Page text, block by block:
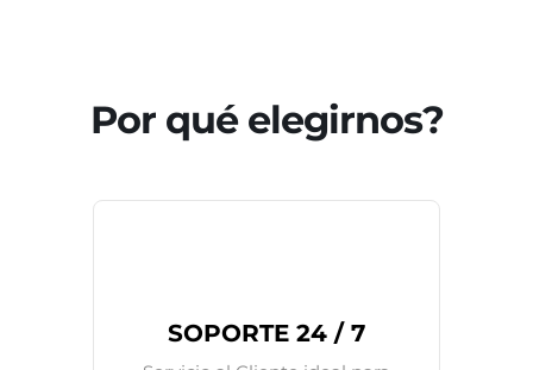
Por qué elegirnos?
SOPORTE 24 / 7